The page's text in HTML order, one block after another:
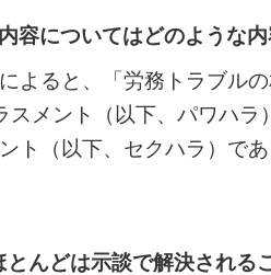
容についてはどのような内
よると、「労務トラブル
スメント（以下、パワハラ
ト（以下、セクハラ）で
んどは示談で解決される